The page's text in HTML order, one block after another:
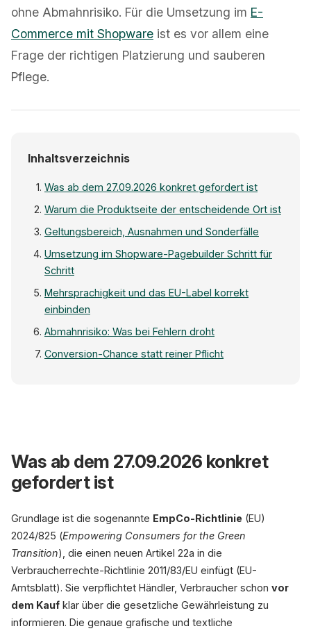
ohne Abmahnrisiko. Für die Umsetzung im E-
Commerce mit Shopware ist es vor allem eine
Frage der richtigen Platzierung und sauberen
Pflege.
Inhaltsverzeichnis
Was ab dem 27.09.2026 konkret gefordert ist
Warum die Produktseite der entscheidende Ort ist
Geltungsbereich, Ausnahmen und Sonderfälle
Umsetzung im Shopware-Pagebuilder Schritt für
Schritt
Mehrsprachigkeit und das EU-Label korrekt
einbinden
Abmahnrisiko: Was bei Fehlern droht
Conversion-Chance statt reiner Pflicht
shop.de/produkt/
Gesetzliche
Mindestens 2 Jahre -
Was ab dem 27.09.2026 konkret
gefordert ist
Grundlage ist die sogenannte EmpCo-Richtlinie (EU)
2024/825 (Empowering Consumers for the Green
Transition), die einen neuen Artikel 22a in die
Verbraucherrechte-Richtlinie 2011/83/EU einfügt (EU-
Amtsblatt). Sie verpflichtet Händler, Verbraucher schon vor
dem Kauf klar über die gesetzliche Gewährleistung zu
informieren. Die genaue grafische und textliche